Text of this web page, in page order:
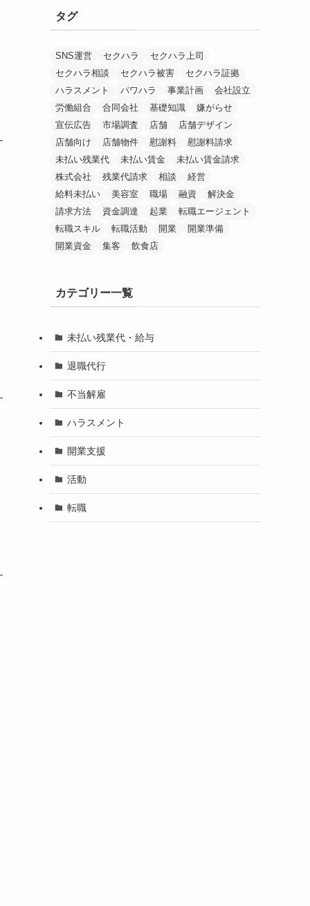
タグ
SNS運営 セクハラ
セクハラ上司
セクハラ相談
セクハラ被害
セクハラ証拠
ハラスメント
パワハラ 事業計画
会社設立
労働組合
合同会社 基礎知識
嫌がらせ
宣伝広告
市場調査 店舗
店舗デザイン
店舗向け
店舗物件 慰謝料
慰謝料請求
未払い残業代
未払い賃金
未払い賃金請求
株式会社
残業代請求 相談
経営
給料未払い
美容室 職場 融資
解決金
請求方法
資金調達 起業
転職エージェント
転職スキル
転職活動 開業
開業準備
開業資金
集客 飲食店
カテゴリー一覧
未払い残業代・給与
退職代行
不当解雇
ハラスメント
開業支援
活動
転職